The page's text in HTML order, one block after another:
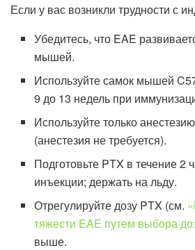
Если у вас возникли трудности с
Убедитесь, что EAE
мышей.
Используйте самок мышей
9 до 13 недель при
Используйте только
(анестезия не требуется).
Подготовьте PTX в течение 2
инъекции; держать на льду.
Отрегулируйте дозу PTX (см.
тяжести EAE путем выбора
выше.